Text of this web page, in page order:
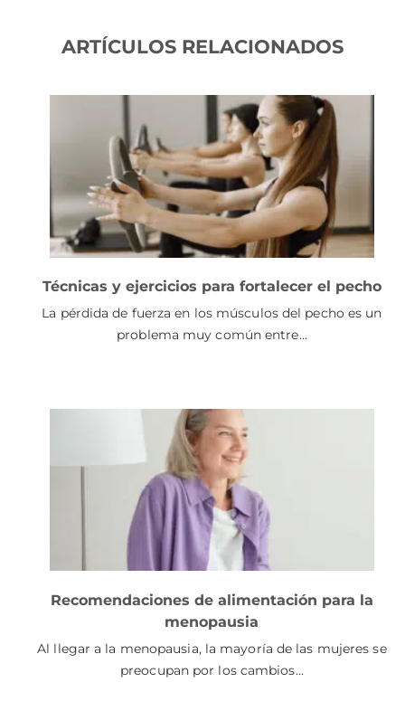
ARTÍCULOS RELACIONADOS
Técnicas y ejercicios para fortalecer el pecho
La pérdida de fuerza en los músculos del pecho es un
problema muy común entre…
Recomendaciones de alimentación para la
menopausia
Al llegar a la menopausia, la mayoría de las mujeres se
preocupan por los cambios…